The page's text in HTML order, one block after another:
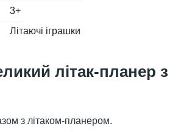
3+
Літаючі іграшки
літак-планер з
з літаком-планером.